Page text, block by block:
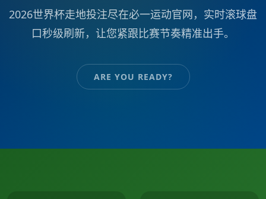
2026世界杯走地投注尽在必一运动官网，实时滚球盘
口秒级刷新，让您紧跟比赛节奏精准出手。
ARE YOU READY?